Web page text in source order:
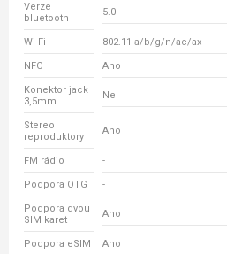
Verze
bluetooth
5.0
Wi-Fi 802.11 a/b/g/n/ac/ax
NFC Ano
Konektor jack
3,5mm
Ne
Stereo
reproduktory
Ano
FM rádio -
Podpora OTG -
Podpora dvou
SIM karet
Ano
Podpora eSIM Ano